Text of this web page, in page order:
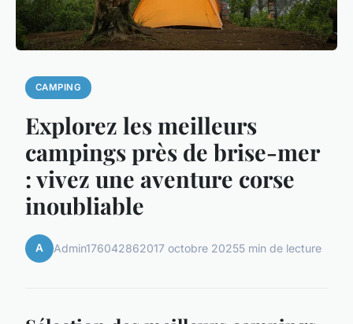
CAMPING
Explorez les meilleurs
campings près de brise-mer
: vivez une aventure corse
inoubliable
A Admin176042862017 octobre 20255 min de lecture